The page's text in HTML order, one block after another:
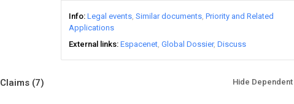
Info Legal events Similar documents Priority and Related
Applications
External links Espacenet Global Dossier Discuss
Claims (7) Hide Dependent